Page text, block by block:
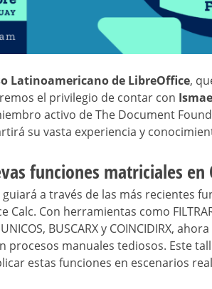
Latinoamericano de LibreOffice,
el privilegio de contar con
activo de The Document
su vasta experiencia y
funciones matriciales en
guiará a través de las más recientes
Con herramientas como
UNICOS, BUSCARX y COINCIDIRX,
procesos manuales tediosos. Este
estas funciones en escenarios